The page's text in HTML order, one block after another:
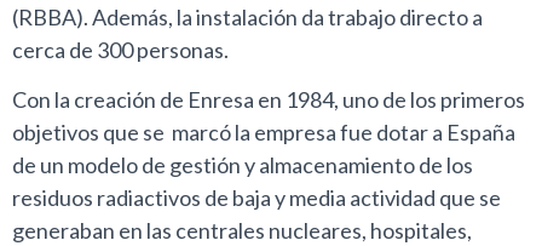
(RBBA). Además, la instalación da trabajo directo a
cerca de 300 personas.
Con la creación de Enresa en 1984, uno de los primeros
objetivos que se marcó la empresa fue dotar a España
de un modelo de gestión y almacenamiento de los
residuos radiactivos de baja y media actividad que se
generaban en las centrales nucleares, hospitales,